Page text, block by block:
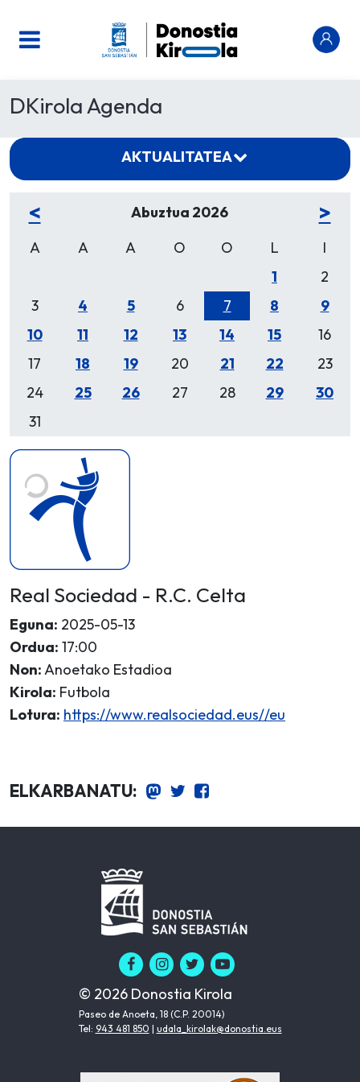
DKirola Agenda
Real Sociedad - R.C. Celta
Eguna: 2025-05-13
Ordua: 17:00
Non:Anoetako Estadioa
Kirola: Futbola
Lotura: https://www.realsociedad.eus//eu
ELKARBANATU:
AKTUALITATEA
< Abuztua 2026 >
A A A O O L
I
1
2
3
4 5 6 7 8
9
10
11 12 13 14 15
16
17
18 19 20 21 22
23
24
25 26 27 28 29
30
31
© 2026 Donostia Kirola
Paseo de Anoeta, 18 (C.P. 20014)
Tel: 943 481 850 | udala_kirolak@donostia.eus